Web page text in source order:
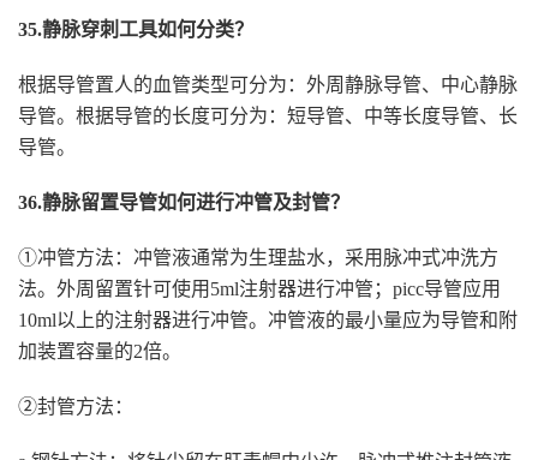
35.静脉穿刺工具如何分类？
根据导管置人的血管类型可分为：外周静脉导管、中心静脉
导管。根据导管的长度可分为：短导管、中等长度导管、长
导管。
36.静脉留置导管如何进行冲管及封管？
①冲管方法：冲管液通常为生理盐水，采用脉冲式冲洗方
法。外周留置针可使用5ml注射器进行冲管；picc导管应用
10ml以上的注射器进行冲管。冲管液的最小量应为导管和附
加装置容量的2倍。
②封管方法：